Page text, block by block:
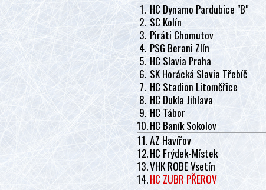
1. HC Dynamo Pardubice "B"
2. SC Kolín
3. Piráti Chomutov
4. PSG Berani Zlín
5. HC Slavia Praha
6. SK Horácká Slavia Třebíč
7. HC Stadion Litoměřice
8. HC Dukla Jihlava
9. HC Tábor
10.HC Baník Sokolov
11.AZ Havířov
12.HC Frýdek-Místek
13.VHK ROBE Vsetín
14.HC ZUBR PŘEROV